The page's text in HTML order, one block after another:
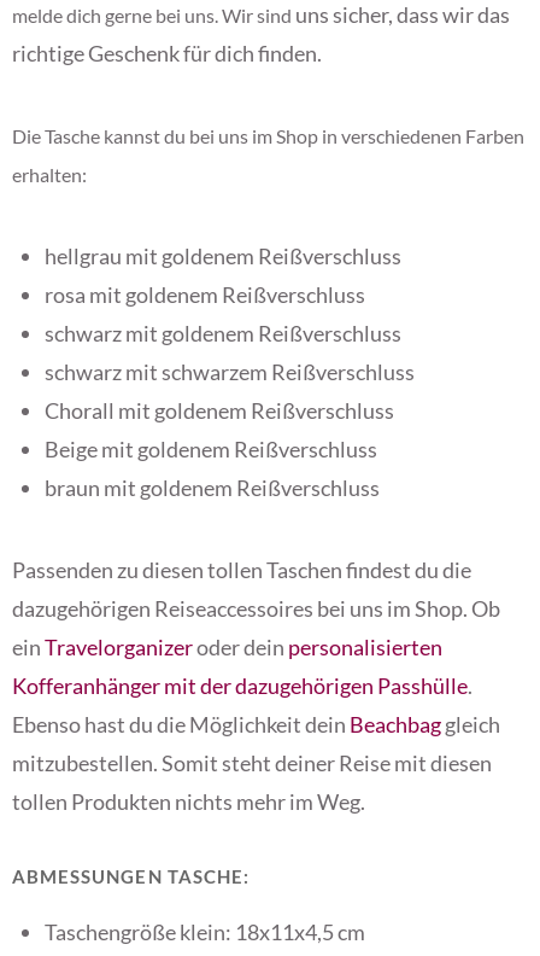
melde dich gerne bei uns. Wir sind uns sicher, dass wir das
richtige Geschenk für dich finden.
Die Tasche kannst du bei uns im Shop in verschiedenen Farben
erhalten:
hellgrau mit goldenem Reißverschluss
rosa mit goldenem Reißverschluss
schwarz mit goldenem Reißverschluss
schwarz mit schwarzem Reißverschluss
Chorall mit goldenem Reißverschluss
Beige mit goldenem Reißverschluss
braun mit goldenem Reißverschluss
Passenden zu diesen tollen Taschen findest du die
dazugehörigen Reiseaccessoires bei uns im Shop. Ob
einTravelorganizeroder dein personalisierten
Kofferanhänger mit der dazugehörigen Passhülle.
Ebenso hast du die Möglichkeit dein Beachbaggleich
mitzubestellen. Somit steht deiner Reise mit diesen
tollen Produkten nichts mehr im Weg.
ABMESSUNGEN TASCHE:
Taschengröße klein: 18x11x4,5 cm